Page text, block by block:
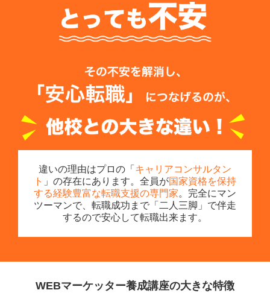
違いの理由はプロの「 キャリアコンサルタン
ト 」の存在にあります。全員が国家資格を保持
する経験豊富な転職支援の専門家。完全にマン
ツーマンで、転職成功まで「二人三脚」で伴走
するので安心して転職出来ます。
WEBマーケッター養成講座の大きな特徴